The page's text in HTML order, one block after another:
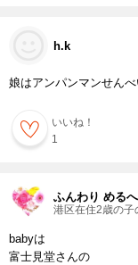
h.k
娘はアンパンマンせん
いいね！
1
ふんわり める
港区在住2歳の子
babyは
富士見堂さんの